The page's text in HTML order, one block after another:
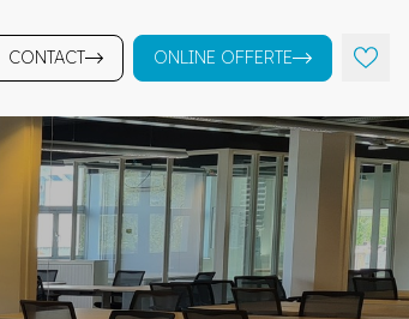
CONTACT ONLINE OFFERTE